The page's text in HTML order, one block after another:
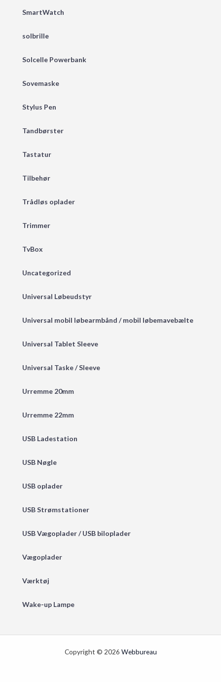
SmartWatch
solbrille
Solcelle Powerbank
Sovemaske
Stylus Pen
Tandbørster
Tastatur
Tilbehør
Trådløs oplader
Trimmer
TvBox
Uncategorized
Universal Løbeudstyr
Universal mobil løbearmbånd / mobil løbemavebælte
Universal Tablet Sleeve
Universal Taske / Sleeve
Urremme 20mm
Urremme 22mm
USB Ladestation
USB Nøgle
USB oplader
USB Strømstationer
USB Vægoplader / USB biloplader
Vægoplader
Værktøj
Wake-up Lampe
Copyright © 2026 Webbureau